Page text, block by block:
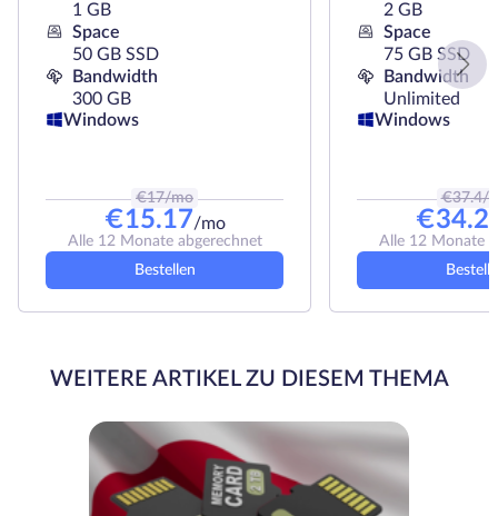
1 GB
Space
50 GB SSD
Bandwidth
300 GB
Windows
€17/mo
€15.17/mo
Alle 12 Monate abgerechnet
Bestellen
2 GB
Space
75 GB SSD
Bandwidth
Unlimited
Windows
€37.4/
€
Alle 12 Monate
WEITERE ARTIKEL ZU DIESEM THEMA